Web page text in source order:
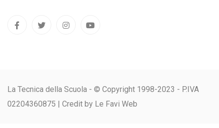
La Tecnica della Scuola - © Copyright 1998-2023 - P.IVA
02204360875 | Credit by Le Favi Web